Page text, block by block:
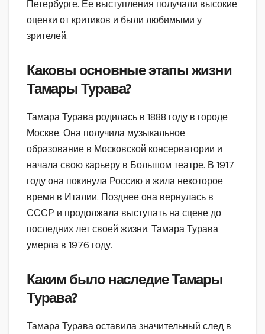
Петербурге. Ее выступления получали высокие
оценки от критиков и были любимыми у
зрителей.
Каковы основные этапы жизни
Тамары Турава?
Тамара Турава родилась в 1888 году в городе
Москве. Она получила музыкальное
образование в Московской консерватории и
начала свою карьеру в Большом театре. В 1917
году она покинула Россию и жила некоторое
время в Италии. Позднее она вернулась в
СССР и продолжала выступать на сцене до
последних лет своей жизни. Тамара Турава
умерла в 1976 году.
Каким было наследие Тамары
Турава?
Тамара Турава оставила значительный след в